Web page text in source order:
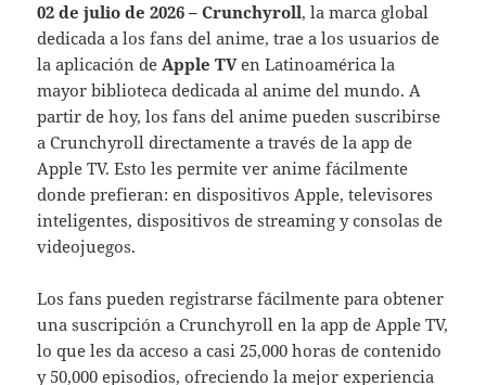
02 de julio de 2026 – Crunchyroll, la marca global
dedicada a los fans del anime, trae a los usuarios de
la aplicación deApple TVen Latinoamérica la
mayor biblioteca dedicada al anime del mundo. A
partir de hoy, los fans del anime pueden suscribirse
a Crunchyroll directamente a través de la app de
Apple TV. Esto les permite ver anime fácilmente
donde prefieran: en dispositivos Apple, televisores
inteligentes, dispositivos de streaming y consolas de
videojuegos.
Los fans pueden registrarse fácilmente para obtener
una suscripción a Crunchyroll en la app de Apple TV,
lo que les da acceso a casi 25,000 horas de contenido
y 50,000 episodios, ofreciendo la mejor experiencia